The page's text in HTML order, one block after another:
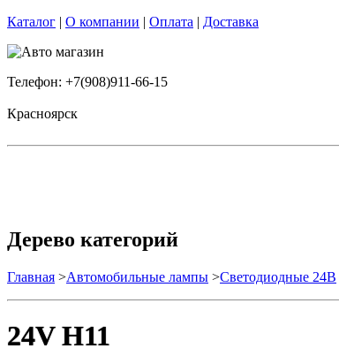
Каталог | О компании | Оплата | Доставка
Телефон: +7(908)911-66-15
Красноярск
Дерево категорий
Главная >Автомобильные лампы >Cветодиодные 24B
24V H11